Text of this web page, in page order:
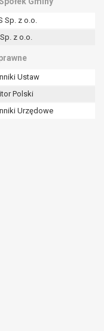
Sp. z o.o.
z o.o.
Ustaw
Polski
Urzędowe